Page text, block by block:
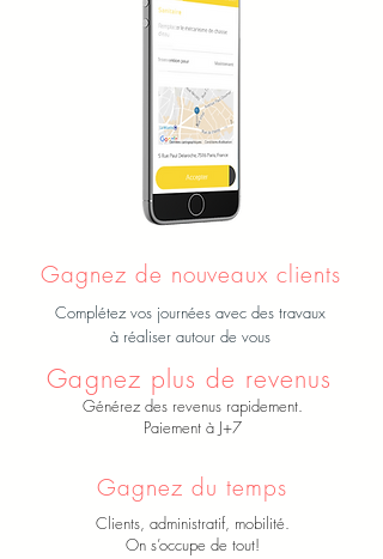
Gagnez de nouveaux clients
Complétez vos journées avec des travaux
à réaliser autour de vous
Générez des revenus rapidement.
Paiement à J+7
Gagnez plus de revenus
Gagnez du temps
Clients, administratif, mobilité.
On s’occupe de tout!